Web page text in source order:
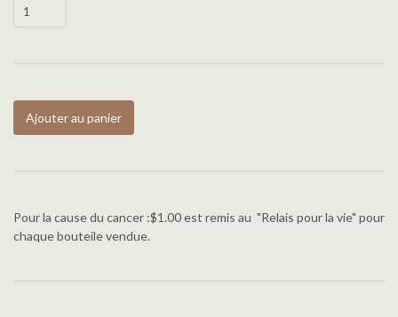
Ajouter au panier
Pour la cause du cancer :$1.00 est remis au "Relais pour la vie" pour
chaque bouteile vendue.